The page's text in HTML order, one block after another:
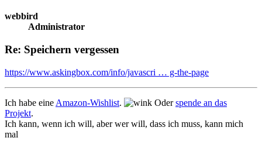
webbird
Administrator
Re: Speichern vergessen
https://www.askingbox.com/info/javascri … g-the-page
Ich habe eine Amazon-Wishlist. Oderspende an das
Projekt.
Ich kann, wenn ich will, aber wer will, dass ich muss, kann mich
mal